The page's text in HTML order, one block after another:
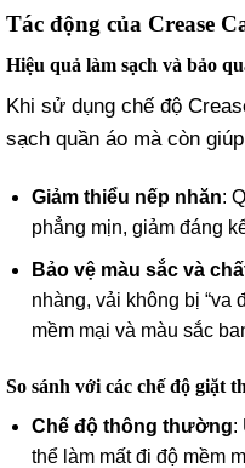
Tác động của Crease
Hiệu quả làm sạch và bảo
Khi sử dụng chế độ
sạch quần áo mà còn
Giảm thiểu nếp nhăn:
phẳng mịn, giảm đáng
Bảo vệ màu sắc và
nhàng, vải không bị “va
mềm mại và màu sắc
So sánh với các chế độ giặt
Chế độ thông thường:
thể làm mất đi độ mềm